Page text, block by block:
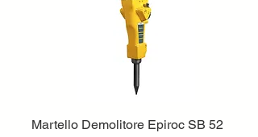
Martello Demolitore Epiroc SB 52